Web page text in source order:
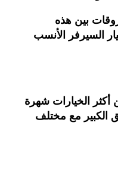
بين هذه
السيرفر
الأنسب
أكثر الخيارات شهرة
الكبير مع مختلف